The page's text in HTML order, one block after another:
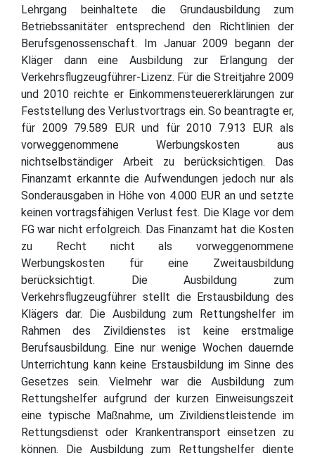
Lehrgang beinhaltete die Grundausbildung zum
Betriebssanitäter entsprechend den Richtlinien der
Berufsgenossenschaft. Im Januar 2009 begann der
Kläger dann eine Ausbildung zur Erlangung der
Verkehrsflugzeugführer-Lizenz. Für die Streitjahre 2009
und 2010 reichte er Einkommensteuererklärungen zur
Feststellung des Verlustvortrags ein. So beantragte er,
für 2009 79.589 EUR und für 2010 7.913 EUR als
vorweggenommene Werbungskosten aus
nichtselbständiger Arbeit zu berücksichtigen. Das
Finanzamt erkannte die Aufwendungen jedoch nur als
Sonderausgaben in Höhe von 4.000 EUR an und setzte
keinen vortragsfähigen Verlust fest. Die Klage vor dem
FG war nicht erfolgreich. Das Finanzamt hat die Kosten
zu Recht nicht als vorweggenommene
Werbungskosten für eine Zweitausbildung
berücksichtigt. Die Ausbildung zum
Verkehrsflugzeugführer stellt die Erstausbildung des
Klägers dar. Die Ausbildung zum Rettungshelfer im
Rahmen des Zivildienstes ist keine erstmalige
Berufsausbildung. Eine nur wenige Wochen dauernde
Unterrichtung kann keine Erstausbildung im Sinne des
Gesetzes sein. Vielmehr war die Ausbildung zum
Rettungshelfer aufgrund der kurzen Einweisungszeit
eine typische Maßnahme, um Zivildienstleistende im
Rettungsdienst oder Krankentransport einsetzen zu
können. Die Ausbildung zum Rettungshelfer diente